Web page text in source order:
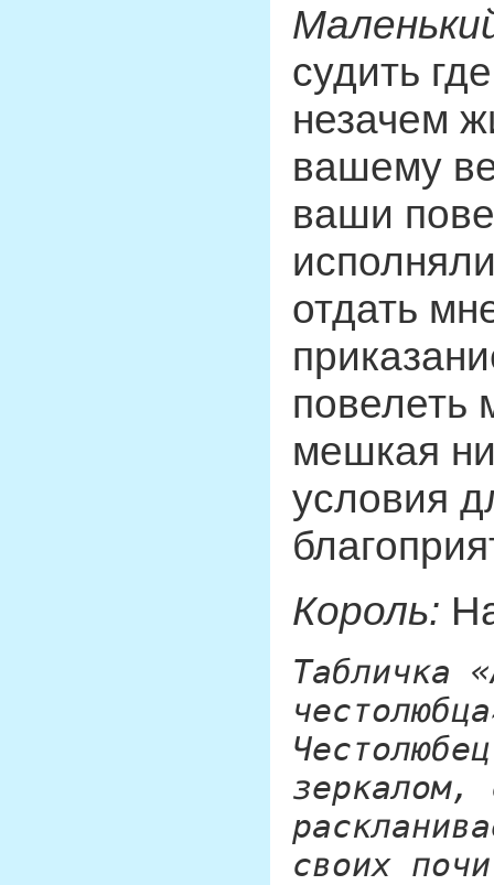
судить
незачем
вашему
ваши
отдать
повелеть
мешкая
условия
Король:
Табличка
зеркалом,
своих